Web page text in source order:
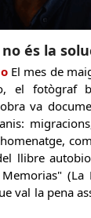
és la
El mes de
el fotògraf
va
llibre
(La
val la pena